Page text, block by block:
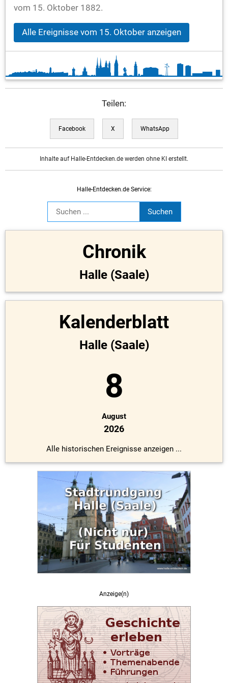
vom 15. Oktober 1882.
Alle Ereignisse vom 15. Oktober anzeigen
Teilen:
Facebook X WhatsApp
Inhalte auf Halle-Entdecken.de werden ohne KI erstellt.
Halle-Entdecken.de Service:
Chronik
Halle (Saale)
Kalenderblatt
Halle (Saale)
8
August
2026
Alle historischen Ereignisse anzeigen ...
Anzeige(n)